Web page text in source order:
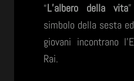
“L’albero della vita
simbolo della sesta
giovani incontrano
Rai.